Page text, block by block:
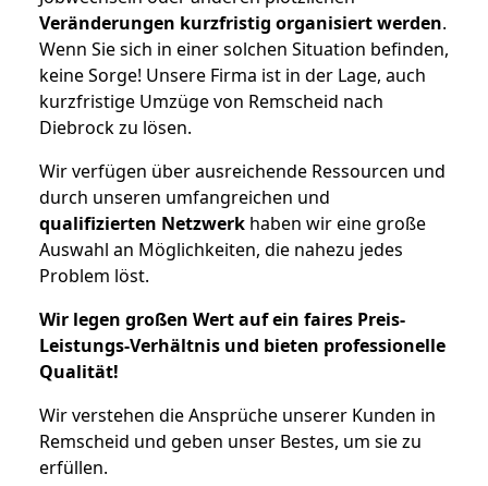
Veränderungen kurzfristig organisiert werden.
Wenn Sie sich in einer solchen Situation befinden,
keine Sorge! Unsere Firma ist in der Lage, auch
kurzfristige Umzüge von Remscheid nach
Diebrock zu lösen.
Wir verfügen über ausreichende Ressourcen und
durch unseren umfangreichen und
qualifizierten Netzwerk haben wir eine große
Auswahl an Möglichkeiten, die nahezu jedes
Problem löst.
Wir legen großen Wert auf ein faires Preis-
Leistungs-Verhältnis und bieten professionelle
Qualität!
Wir verstehen die Ansprüche unserer Kunden in
Remscheid und geben unser Bestes, um sie zu
erfüllen.